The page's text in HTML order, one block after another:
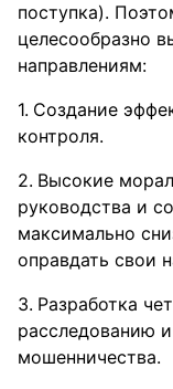
поступка).
целесообразно
направлениям:
Создание
контроля.
Высокие
руководства и
максимально
оправдать свои
Разработка
расследованию
мошенничества.